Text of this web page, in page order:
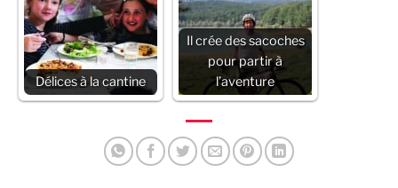
Délices à la cantine
Il crée des sacoches
pour partir à
l’aventure